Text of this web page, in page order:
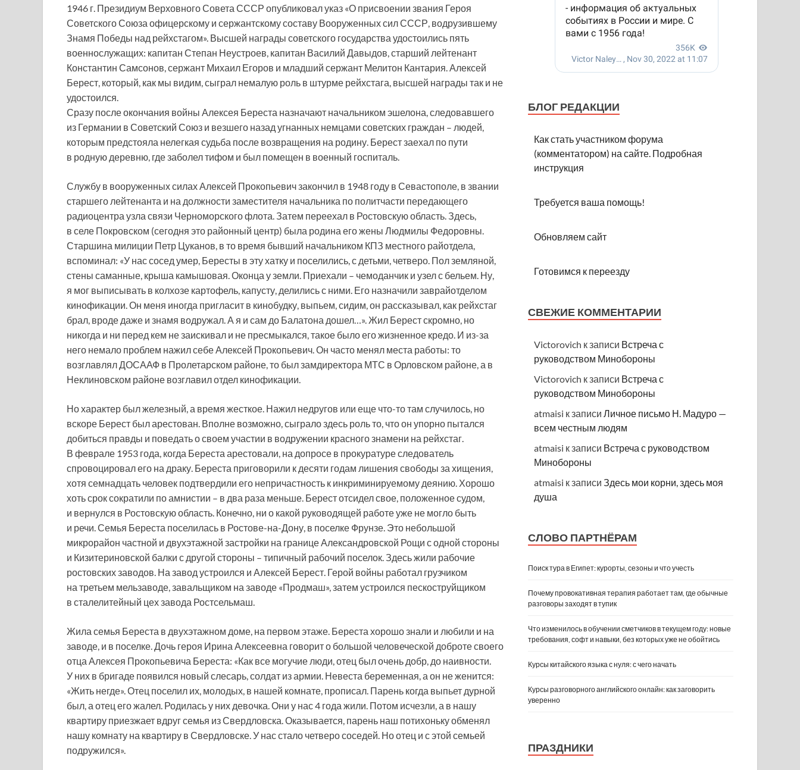
1946 г. Президиум Верховного Совета СССР опубликовал указ «О присвоении звания Героя
Советского Союза офицерскому и сержантскому составу Вооруженных сил СССР, водрузившему
Знамя Победы над рейхстагом». Высшей награды советского государства удостоились пять
военнослужащих: капитан Степан Неустроев, капитан Василий Давыдов, старший лейтенант
Константин Самсонов, сержант Михаил Егоров и младший сержант Мелитон Кантария. Алексей
Берест, который, как мы видим, сыграл немалую роль в штурме рейхстага, высшей награды так и не
удостоился.
Сразу после окончания войны Алексея Береста назначают начальником эшелона, следовавшего
из Германии в Советский Союз и везшего назад угнанных немцами советских граждан – людей,
которым предстояла нелегкая судьба после возвращения на родину. Берест заехал по пути
в родную деревню, где заболел тифом и был помещен в военный госпиталь.
Службу в вооруженных силах Алексей Прокопьевич закончил в 1948 году в Севастополе, в звании
старшего лейтенанта и на должности заместителя начальника по политчасти передающего
радиоцентра узла связи Черноморского флота. Затем переехал в Ростовскую область. Здесь,
в селе Покровском (сегодня это районный центр) была родина его жены Людмилы Федоровны.
Старшина милиции Петр Цуканов, в то время бывший начальником КПЗ местного райотдела,
вспоминал: «У нас сосед умер, Бересты в эту хатку и поселились, с детьми, четверо. Пол земляной,
стены саманные, крыша камышовая. Оконца у земли. Приехали – чемоданчик и узел с бельем. Ну,
я мог выписывать в колхозе картофель, капусту, делились с ними. Его назначили заврайотделом
кинофикации. Он меня иногда пригласит в кинобудку, выпьем, сидим, он рассказывал, как рейхстаг
брал, вроде даже и знамя водружал. А я и сам до Балатона дошел…». Жил Берест скромно, но
никогда и ни перед кем не заискивал и не пресмыкался, такое было его жизненное кредо. И из-за
него немало проблем нажил себе Алексей Прокопьевич. Он часто менял места работы: то
возглавлял ДОСААФ в Пролетарском районе, то был замдиректора МТС в Орловском районе, а в
Неклиновском районе возглавил отдел кинофикации.
Но характер был железный, а время жесткое. Нажил недругов или еще что-то там случилось, но
вскоре Берест был арестован. Вполне возможно, сыграло здесь роль то, что он упорно пытался
добиться правды и поведать о своем участии в водружении красного знамени на рейхстаг.
В феврале 1953 года, когда Береста арестовали, на допросе в прокуратуре следователь
спровоцировал его на драку. Береста приговорили к десяти годам лишения свободы за хищения,
хотя семнадцать человек подтвердили его непричастность к инкриминируемому деянию. Хорошо
хоть срок сократили по амнистии – в два раза меньше. Берест отсидел свое, положенное судом,
и вернулся в Ростовскую область. Конечно, ни о какой руководящей работе уже не могло быть
и речи. Семья Береста поселилась в Ростове-на-Дону, в поселке Фрунзе. Это небольшой
микрорайон частной и двухэтажной застройки на границе Александровской Рощи с одной стороны
и Кизитериновской балки с другой стороны – типичный рабочий поселок. Здесь жили рабочие
ростовских заводов. На завод устроился и Алексей Берест. Герой войны работал грузчиком
на третьем мельзаводе, завальщиком на заводе «Продмаш», затем устроился пескоструйщиком
в сталелитейный цех завода Ростсельмаш.
Жила семья Береста в двухэтажном доме, на первом этаже. Береста хорошо знали и любили и на
заводе, и в поселке. Дочь героя Ирина Алексеевна говорит о большой человеческой доброте своего
отца Алексея Прокопьевича Береста: «Как все могучие люди, отец был очень добр, до наивности.
У них в бригаде появился новый слесарь, солдат из армии. Невеста беременная, а он не женится:
«Жить негде». Отец поселил их, молодых, в нашей комнате, прописал. Парень когда выпьет дурной
был, а отец его жалел. Родилась у них девочка. Они у нас 4 года жили. Потом исчезли, а в нашу
квартиру приезжает вдруг семья из Свердловска. Оказывается, парень наш потихоньку обменял
нашу комнату на квартиру в Свердловске. У нас стало четверо соседей. Но отец и с этой семьей
подружился».
БЛОГ РЕДАКЦИИ
Как стать участником форума
(комментатором) на сайте. Подробная
инструкция
Требуется ваша помощь!
Обновляем сайт
Готовимся к переезду
СВЕЖИЕ КОММЕНТАРИИ
Victorovich к записи Встреча с
руководством Минобороны
Victorovich к записи Встреча с
руководством Минобороны
atmaisi к записи Личное письмо Н. Мадуро —
всем честным людям
atmaisi к записи Встреча с руководством
Минобороны
atmaisi к записи Здесь мои корни, здесь моя
душа
СЛОВО ПАРТНЁРАМ
Поиск тура в Египет: курорты, сезоны и что учесть
Почему провокативная терапия работает там, где обычные
разговоры заходят в тупик
Что изменилось в обучении сметчиков в текущем году: новые
требования, софт и навыки, без которых уже не обойтись
Курсы китайского языка с нуля: с чего начать
Курсы разговорного английского онлайн: как заговорить
уверенно
ПРАЗДНИКИ